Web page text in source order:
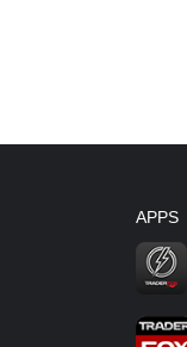
APPS